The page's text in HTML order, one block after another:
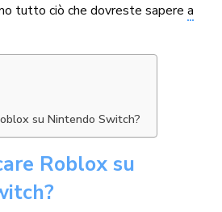
tutto ciò che dovreste saperea
su Nintendo Switch?
Roblox su